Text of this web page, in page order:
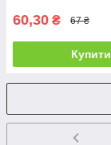
60,30 ₴ 67 ₴
Купити